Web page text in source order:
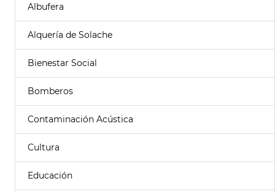
Albufera
Alquería de Solache
Bienestar Social
Bomberos
Contaminación Acústica
Cultura
Educación